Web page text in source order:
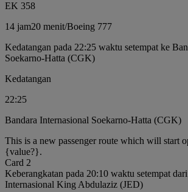
EK 358
14 jam20 menit/Boeing 777
Kedatangan pada 22:25 waktu setempat ke
Soekarno-Hatta (CGK)
Kedatangan
22:25
Bandara Internasional Soekarno-Hatta (CGK)
This is a new passenger route which will start
{value?}.
Card 2
Keberangkatan pada 20:10 waktu setempat
Internasional King Abdulaziz (JED)